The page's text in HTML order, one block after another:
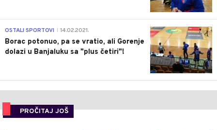
3
OSTALI SPORTOVI 14.02.2021.
Borac potonuo, pa se vratio, ali Gorenje
dolazi u Banjaluku sa "plus četiri"!
PROČITAJ JOŠ